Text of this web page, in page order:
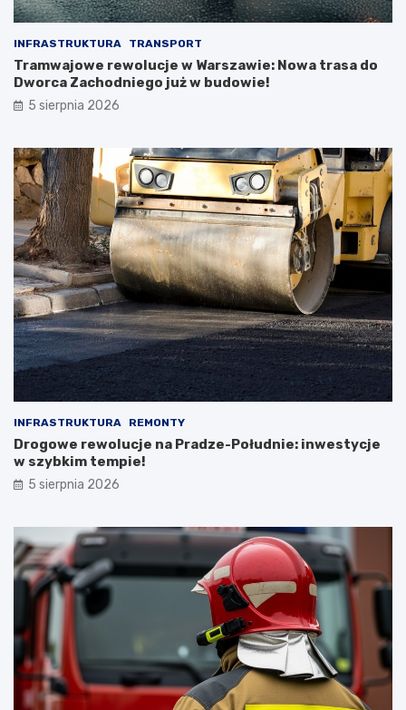
INFRASTRUKTURA TRANSPORT
Tramwajowe rewolucje w Warszawie: Nowa trasa do
Dworca Zachodniego już w budowie!
5 sierpnia 2026
INFRASTRUKTURA REMONTY
Drogowe rewolucje na Pradze-Południe: inwestycje
w szybkim tempie!
5 sierpnia 2026